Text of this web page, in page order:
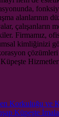
alanlarının
çalışanların
Firmamız,
kimliğinizi
çözümleri
Korkuluğu ve
Küpeşte